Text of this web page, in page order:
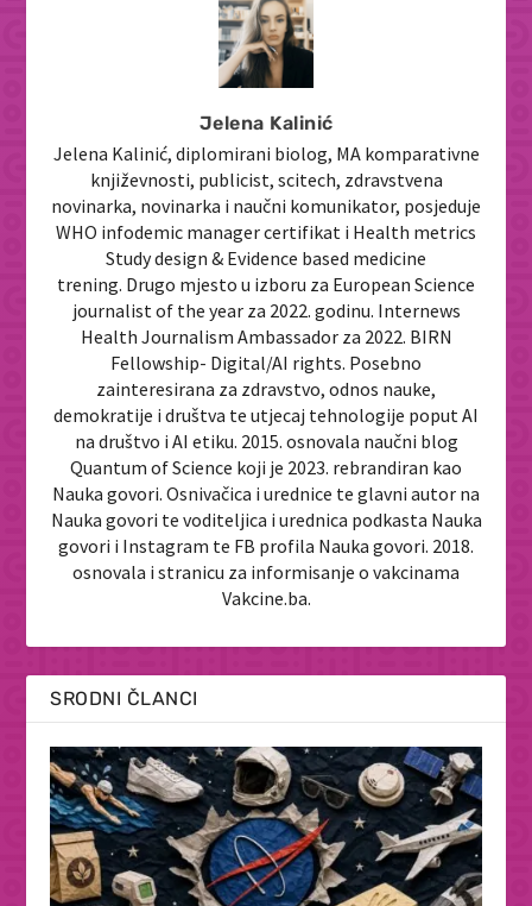
Jelena Kalinić
Jelena Kalinić, diplomirani biolog, MA komparativne
književnosti, publicist, scitech, zdravstvena
novinarka, novinarka i naučni komunikator, posjeduje
WHO infodemic manager certifikat i Health metrics
Study design & Evidence based medicine
trening. Drugo mjesto u izboru za European Science
journalist of the year za 2022. godinu. Internews
Health Journalism Ambassador za 2022. BIRN
Fellowship- Digital/AI rights. Posebno
zainteresirana za zdravstvo, odnos nauke,
demokratije i društva te utjecaj tehnologije poput AI
na društvo i AI etiku. 2015. osnovala naučni blog
Quantum of Science koji je 2023. rebrandiran kao
Nauka govori. Osnivačica i urednice te glavni autor na
Nauka govori te voditeljica i urednica podkasta Nauka
govori i Instagram te FB profila Nauka govori. 2018.
osnovala i stranicu za informisanje o vakcinama
Vakcine.ba.
SRODNI ČLANCI